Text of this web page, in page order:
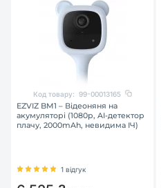
Код товару: 99-00013165
EZVIZ BM1 – Відеоняня на
акумуляторі (1080p, AI-детектор
плачу, 2000mAh, невидима ІЧ)
1 відгук